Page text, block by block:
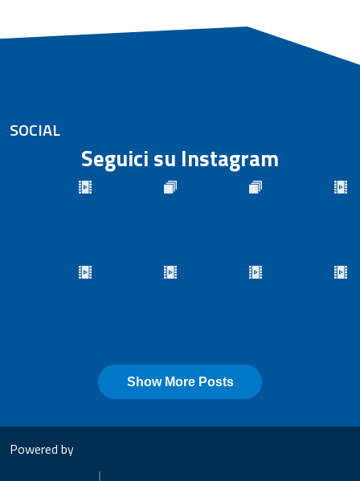
SOCIAL
Seguici su Instagram
Powered by